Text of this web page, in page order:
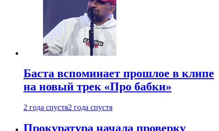
Баста вспоминает прошлое в клипе
на новый трек «Про бабки»
2 года спустя2 года спустя
Прокуратура начала проверку